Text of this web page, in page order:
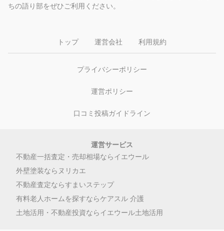
ちの語り部をぜひご利用ください。
トップ 運営会社 利用規約
プライバシーポリシー
運営ポリシー
口コミ投稿ガイドライン
運営サービス
不動産一括査定・売却相場ならイエウール
外壁塗装ならヌリカエ
不動産査定ならすまいステップ
有料老人ホームを探すならケアスル 介護
土地活用・不動産投資ならイエウール土地活用